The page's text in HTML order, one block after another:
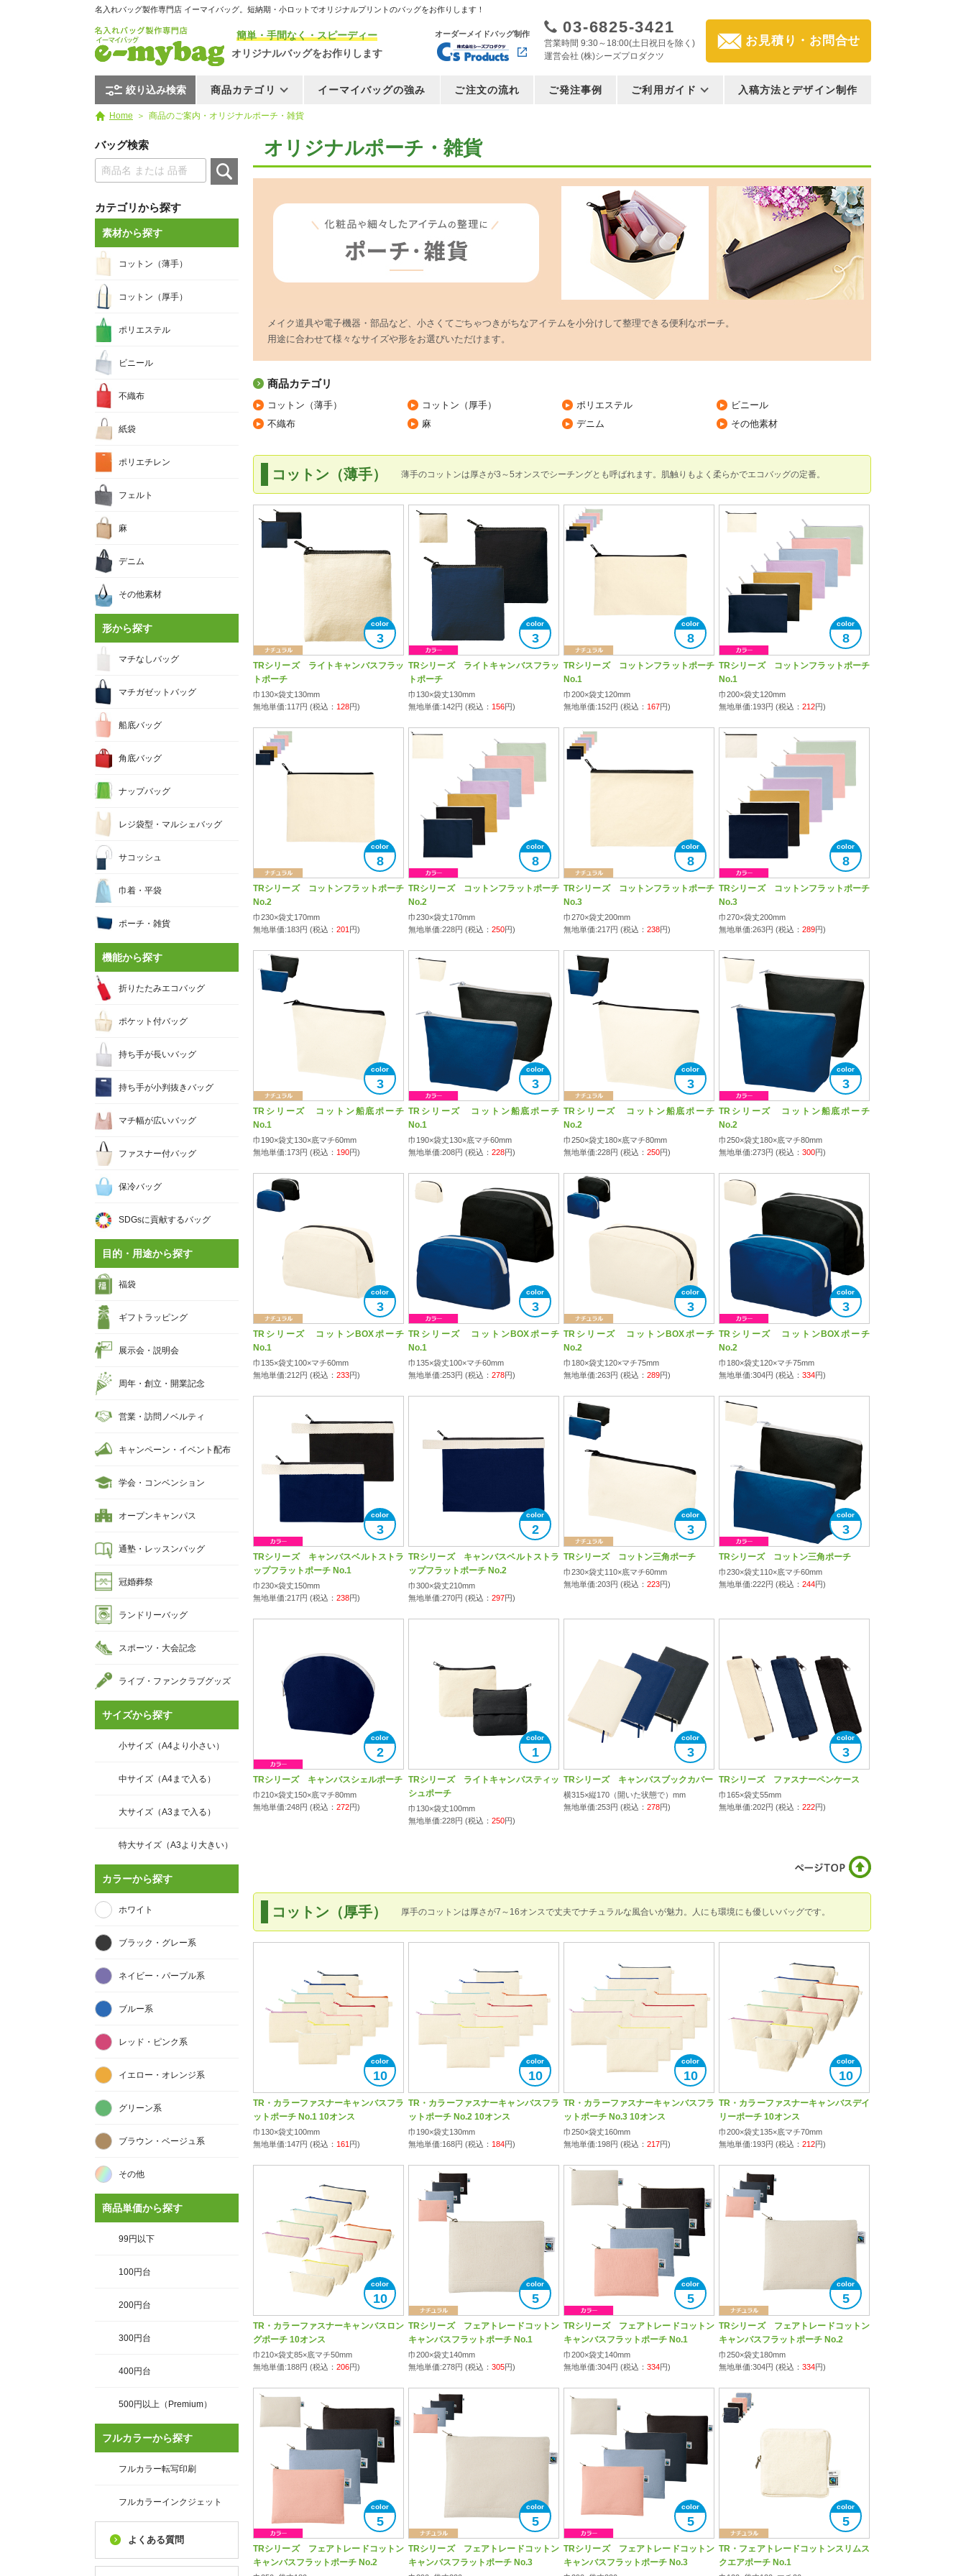
名入れバッグ製作専門店 イーマイバッグ。短納期・小ロットでオリジナルプリントのバッグをお作りします！
簡単・手間なく・スピーディー
オリジナルバッグをお作りします
オーダーメイドバッグ制作 03-6825-3421
営業時間 9:30～18:00(土日祝日を除く)
運営会社 (株)シーズプロダクツ
お見積り・お問合せ
商品カテゴリ イーマイバッグの強み ご注文の流れ ご発注事例 ご利用ガイド 入稿方法とデザイン制作
絞り込み検索
Home 商品のご案内・オリジナルポーチ・雑貨
オリジナルポーチ・雑貨
メイク道具や電子機器・部品など、小さくてごちゃつきがちなアイテムを小分けして整理できる便利なポーチ。
用途に合わせて様々なサイズや形をお選びいただけます。
商品カテゴリ
コットン（薄手） コットン（厚手） ポリエステル
ビニール
不織布
麻 デニム その他素材
コットン（薄手） 薄手のコットンは厚さが3～5オンスでシーチングとも呼ばれます。肌触りもよく柔らかでエコバッグの定番。
3
TRシリーズ ライトキャンバスフラッ
トポーチ
巾130×袋丈130mm
無地単価:117円 (税込： 128円)
3
TRシリーズ ライトキャンバスフラッ
トポーチ
巾130×袋丈130mm
無地単価:142円 (税込： 156円)
8
TRシリーズ コットンフラットポーチ
No.1
巾200×袋丈120mm
無地単価:152円 (税込： 167円)
8
TRシリーズ コットンフラットポーチ
No.1
巾200×袋丈120mm
無地単価:193円 (税込： 212円)
8
TRシリーズ コットンフラットポーチ
No.2
巾230×袋丈170mm
無地単価:183円 (税込： 201 円)
8
TRシリーズ コットンフラットポーチ
No.2
巾230×袋丈170mm
無地単価:228円 (税込： 250円)
8
TRシリーズ コットンフラットポーチ
No.3
巾270×袋丈200mm
無地単価:217円 (税込： 238円)
8
TRシリーズ コットンフラットポーチ
No.3
巾270×袋丈200mm
無地単価:263円 (税込： 289円)
3
TRシリーズ コットン船底ポーチ
No.1
巾190×袋丈130×底マチ60mm
無地単価:173円 (税込： 190円)
3
TRシリーズ コットン船底ポーチ
No.1
巾190×袋丈130×底マチ60mm
無地単価:208円 (税込： 228円)
3
TRシリーズ コットン船底ポーチ
No.2
巾250×袋丈180×底マチ80mm
無地単価:228円 (税込： 250円)
3
TRシリーズ コットン船底ポーチ
No.2
巾250×袋丈180×底マチ80mm
無地単価:273円 (税込： 300円)
3
TRシリーズ コットンBOXポーチ
No.1
巾135×袋丈100×マチ60mm
無地単価:212円 (税込： 233円)
3
TRシリーズ コットンBOXポーチ
No.1
巾135×袋丈100×マチ60mm
無地単価:253円 (税込： 278円)
3
TRシリーズ コットンBOXポーチ
No.2
巾180×袋丈120×マチ75mm
無地単価:263円 (税込： 289円)
3
TRシリーズ コットンBOXポーチ
No.2
巾180×袋丈120×マチ75mm
無地単価:304円 (税込： 334円)
3
TRシリーズ キャンバスベルトストラ
ップフラットポーチ No.1
巾230×袋丈150mm
無地単価:217円 (税込： 238円)
2
TRシリーズ キャンバスベルトストラ
ップフラットポーチ No.2
巾300×袋丈210mm
無地単価:270円 (税込： 297円)
3
TRシリーズ コットン三角ポーチ
巾230×袋丈110×底マチ60mm
無地単価:203円 (税込： 223円)
3
TRシリーズ コットン三角ポーチ
巾230×袋丈110×底マチ60mm
無地単価:222円 (税込： 244円)
2
TRシリーズ キャンバスシェルポーチ
巾210×袋丈150×底マチ80mm
無地単価:248円 (税込： 272円)
1
TRシリーズ ライトキャンバスティッ
シュポーチ
巾130×袋丈100mm
無地単価:228円 (税込： 250円)
3
TRシリーズ キャンバスブックカバー
横315×縦170（開いた状態で）mm
無地単価:253円 (税込： 278円)
3
TRシリーズ ファスナーペンケース
巾165×袋丈55mm
無地単価:202円 (税込： 222円)
コットン（厚手） 厚手のコットンは厚さが7～16オンスで丈夫でナチュラルな風合いが魅力。人にも環境にも優しいバッグです。
10
TR・カラーファスナーキャンバスフラ
ットポーチ No.1 10オンス
巾130×袋丈100mm
無地単価:147円 (税込： 161 円)
10
TR・カラーファスナーキャンバスフラ
ットポーチ No.2 10オンス
巾190×袋丈130mm
無地単価:168円 (税込： 184円)
10
TR・カラーファスナーキャンバスフラ
ットポーチ No.3 10オンス
巾250×袋丈160mm
無地単価:198円 (税込： 217円)
10
TR・カラーファスナーキャンバスデイ
リーポーチ 10オンス
巾200×袋丈135×底マチ70mm
無地単価:193円 (税込： 212円)
10
TR・カラーファスナーキャンバスロン
グポーチ 10オンス
巾210×袋丈85×底マチ50mm
無地単価:188円 (税込： 206円)
5
TRシリーズ フェアトレードコットン
キャンバスフラットポーチ No.1
巾200×袋丈140mm
無地単価:278円 (税込： 305円)
5
TRシリーズ フェアトレードコットン
キャンバスフラットポーチ No.1
巾200×袋丈140mm
無地単価:304円 (税込： 334円)
5
TRシリーズ フェアトレードコットン
キャンバスフラットポーチ No.2
巾250×袋丈180mm
無地単価:304円 (税込： 334円)
5
TRシリーズ フェアトレードコットン
キャンバスフラットポーチ No.2
5
TRシリーズ フェアトレードコットン
キャンバスフラットポーチ No.3
5
TRシリーズ フェアトレードコットン
キャンバスフラットポーチ No.3
5
TR・フェアトレードコットンスリムス
クエアポーチ No.1
バッグ検索
カテゴリから探す
素材から探す
コットン（薄手）
コットン（厚手）
ポリエステル
ビニール
不織布
紙袋
ポリエチレン
フェルト
麻
デニム
その他素材
形から探す
マチなしバッグ
マチガゼットバッグ
船底バッグ
角底バッグ
ナップバッグ
レジ袋型・マルシェバッグ
サコッシュ
巾着・平袋
ポーチ・雑貨
機能から探す
折りたたみエコバッグ
ポケット付バッグ
持ち手が長いバッグ
持ち手が小判抜きバッグ
マチ幅が広いバッグ
ファスナー付バッグ
保冷バッグ
SDGsに貢献するバッグ
目的・用途から探す
福袋
ギフトラッピング
展示会・説明会
周年・創立・開業記念
営業・訪問ノベルティ
キャンペーン・イベント配布
学会・コンベンション
オープンキャンパス
通塾・レッスンバッグ
冠婚葬祭
ランドリーバッグ
スポーツ・大会記念
ライブ・ファンクラブグッズ
サイズから探す
小サイズ（A4より小さい）
中サイズ（A4まで入る）
大サイズ（A3まで入る）
特大サイズ（A3より大きい）
カラーから探す
ホワイト
ブラック・グレー系
ネイビー・パープル系
ブルー系
レッド・ピンク系
イエロー・オレンジ系
グリーン系
ブラウン・ベージュ系
その他
商品単価から探す
99円以下
100円台
200円台
300円台
400円台
500円以上（Premium）
フルカラーから探す
フルカラー転写印刷
フルカラーインクジェット
よくある質問